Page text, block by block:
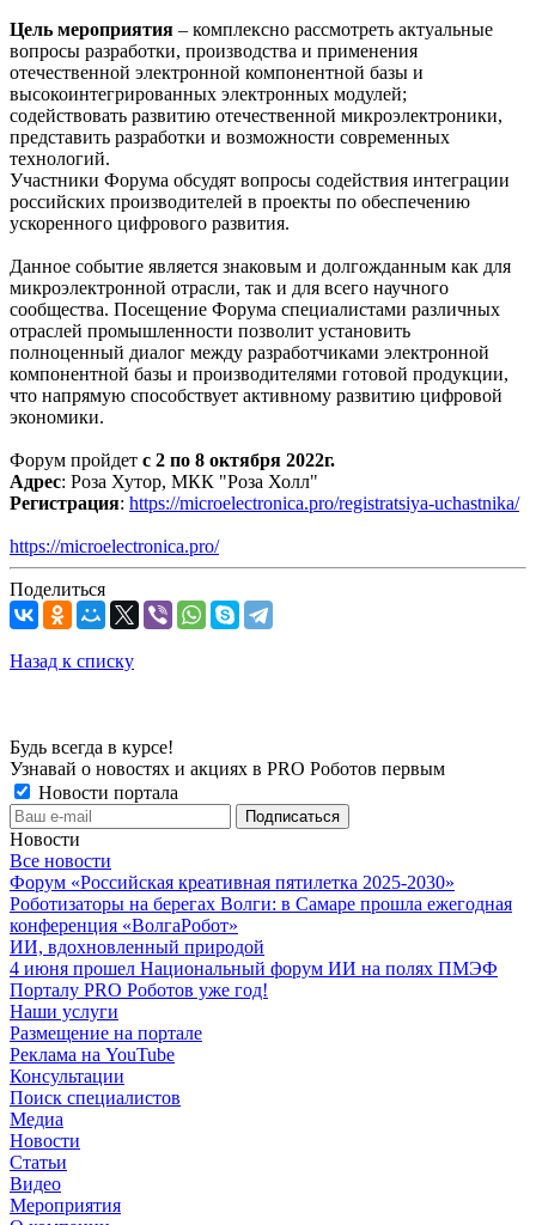
Цель мероприятия – комплексно рассмотреть актуальные
вопросы разработки, производства и применения
отечественной электронной компонентной базы и
высокоинтегрированных электронных модулей;
содействовать развитию отечественной микроэлектроники,
представить разработки и возможности современных
технологий.
Участники Форума обсудят вопросы содействия интеграции
российских производителей в проекты по обеспечению
ускоренного цифрового развития.
Данное событие является знаковым и долгожданным как для
микроэлектронной отрасли, так и для всего научного
сообщества. Посещение Форума специалистами различных
отраслей промышленности позволит установить
полноценный диалог между разработчиками электронной
компонентной базы и производителями готовой продукции,
что напрямую способствует активному развитию цифровой
экономики.
Форум пройдет с 2 по 8 октября 2022г.
Адрес: Роза Хутор, МКК "Роза Холл"
Регистрация: https://microelectronica.pro/registratsiya-uchastnika/
https://microelectronica.pro/
Поделиться
Назад к списку
Будь всегда в курсе!
Узнавай о новостях и акциях в PRO Роботов первым
Новости портала
Новости
Все новости
Форум «Российская креативная пятилетка 2025-2030»
Роботизаторы на берегах Волги: в Самаре прошла ежегодная
конференция «ВолгаРобот»
ИИ, вдохновленный природой
4 июня прошел Национальный форум ИИ на полях ПМЭФ
Порталу PRO Роботов уже год!
Наши услуги
Размещение на портале
Реклама на YouTube
Консультации
Поиск специалистов
Медиа
Новости
Статьи
Видео
Мероприятия